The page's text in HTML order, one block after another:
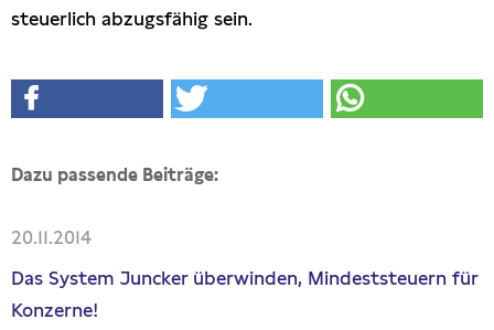
steuerlich abzugsfähig sein.
Dazu passende Beiträge:
20.11.2014
Das System Juncker überwinden, Mindeststeuern für
Konzerne!